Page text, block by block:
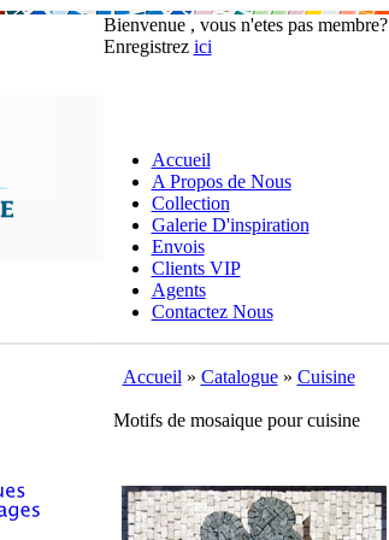
Bienvenue , vous n'etes pas membre?
Enregistrez ici
Accueil
A Propos de Nous
Collection
Galerie D'inspiration
Envois
Clients VIP
Agents
Contactez Nous
Accueil » Catalogue» Cuisine
Motifs de mosaique pour cuisine